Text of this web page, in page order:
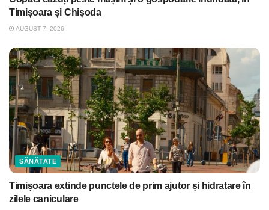
Timișoara și Chișoda
AUGUST 7, 2026
SĂNĂTATE
Timișoara extinde punctele de prim ajutor și hidratare în
zilele caniculare